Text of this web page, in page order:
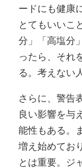
ードにも健康
とてもいいこ
分」「高塩分
ったら、それ
る。考えない
さらに、警告
良い影響を与
能性もある。
増え始めてお
とは重要。ジ